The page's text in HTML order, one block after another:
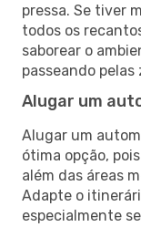
pressa. Se tiver
todos os
saborear o
passeando pelas
Alugar um
Alugar um
ótima opção,
além das áreas
Adapte o
especialmente